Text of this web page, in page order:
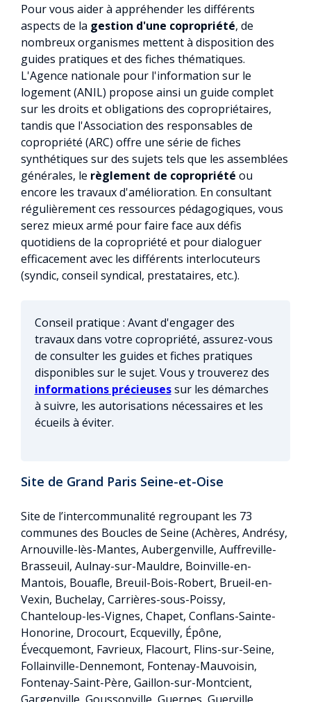
Pour vous aider à appréhender les différents
aspects de la gestion d'une copropriété, de
nombreux organismes mettent à disposition des
guides pratiques et des fiches thématiques.
L'Agence nationale pour l'information sur le
logement (ANIL) propose ainsi un guide complet
sur les droits et obligations des copropriétaires,
tandis que l'Association des responsables de
copropriété (ARC) offre une série de fiches
synthétiques sur des sujets tels que les assemblées
générales, le règlement de copropriété ou
encore les travaux d'amélioration. En consultant
régulièrement ces ressources pédagogiques, vous
serez mieux armé pour faire face aux défis
quotidiens de la copropriété et pour dialoguer
efficacement avec les différents interlocuteurs
(syndic, conseil syndical, prestataires, etc.).
Conseil pratique : Avant d'engager des
travaux dans votre copropriété, assurez-vous
de consulter les guides et fiches pratiques
disponibles sur le sujet. Vous y trouverez des
informations précieusessur les démarches
à suivre, les autorisations nécessaires et les
écueils à éviter.
Site de Grand Paris Seine-et-Oise
Site de l’intercommunalité regroupant les 73
communes des Boucles de Seine (Achères, Andrésy,
Arnouville-lès-Mantes, Aubergenville, Auffreville-
Brasseuil, Aulnay-sur-Mauldre, Boinville-en-
Mantois, Bouafle, Breuil-Bois-Robert, Brueil-en-
Vexin, Buchelay, Carrières-sous-Poissy,
Chanteloup-les-Vignes, Chapet, Conflans-Sainte-
Honorine, Drocourt, Ecquevilly, Épône,
Évecquemont, Favrieux, Flacourt, Flins-sur-Seine,
Follainville-Dennemont, Fontenay-Mauvoisin,
Fontenay-Saint-Père, Gaillon-sur-Montcient,